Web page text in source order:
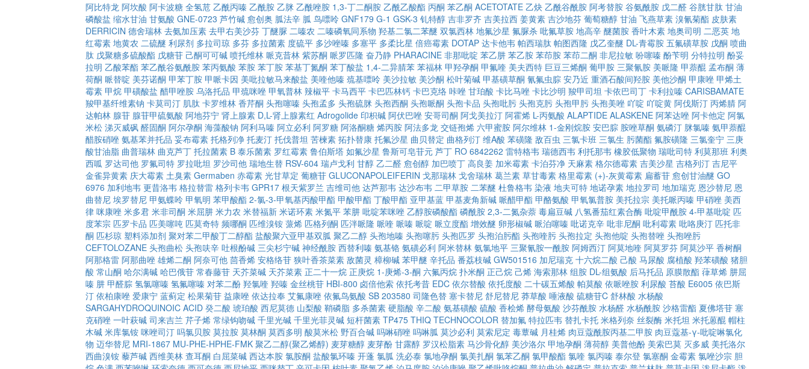
阿比特龙 阿坎酸 阿卡波糖 全氢苊 乙酰丙嗪 乙酰胺 乙脒 乙酰唑胺 1,3-丁二酮胺 乙酰乙酸酯 丙酮 苯乙酮 ACETOTATE 乙炔 乙酰谷酰胺 阿考替胺 谷氨酰胺 戊二醛 谷胱甘肽 甘油
磷酸盐 缩水甘油 甘氨酸 GNE-0723 芦竹碱 愈创奥 胍法辛 胍 鸟嘌呤 GNF179 G-1 GSK-3 钆特醇 吉非罗齐 吉美拉西 姜黄素 吉沙地芬 葡萄糖醇 甘油 飞燕草素 溴氰菊酯 皮肤素
DERRICIN 德舍瑞林 去氨加压素 去甲右美沙芬 丁醚脲 二嗪农 二嗪磷氧同系物 羟基二氯二苯醚 双氯西林 地氟沙星 氟脲杀 吡氟草胺 地高辛 醚菌胺 香叶木素 地奥司明 二恶英 地
红霉素 地黄农 二硫醚 利尿剂 多拉司琼 多芬 多拉菌素 度硫平 多沙唑嗪 多塞平 多柔比星 倍癌霉素 DOTAP 达卡他韦 帕西瑞肽 帕图西隆 戊乙奎醚 DL-青霉胺 五氟磺草胺 戊酮 喷曲
肽 戊聚糖多硫酸酯 戊糖苷 己酮可可碱 喷托维林 哌克昔林 紫苏酮 哌罗匹隆 奋乃静 PHARACINE 非那吡啶 苯乙肼 苯乙胺 苯茚胺 苯茚二酮 非尼拉敏 吩噻嗪 酚苄明 分特拉明 酚妥
拉明 乙酸苯酯 苯乙酰谷氨酰胺 苯丙氨酸 苯胺 苯丁胺 苯基丁氮酮 苯丁酸盐 1,4-二异腈苯 苯福林 甲羟孕酮 甲氟喹 美夫西特 巨豆三烯酮 葡甲胺 三聚氰胺 美哌隆 甲萘醌 孟布酮 薄
荷酮 哌替啶 美芬诺酮 甲苯丁胺 甲哌卡因 美吡拉敏马来酸盐 美喹他嗪 巯基嘌呤 美沙拉敏 美沙酮 松叶菊碱 甲基磺草酮 氰氟虫腙 安乃近 重酒石酸间羟胺 美他沙酮 甲康唑 甲烯土
霉素 甲烷 甲磺酸盐 醋甲唑胺 乌洛托品 甲巯咪唑 甲氧普林 辣椒平 卡马西平 卡巴匹林钙 卡巴克络 咔唑 甘珀酸 卡比马唑 卡比沙明 羧甲司坦 卡依巴司丁 卡利拉嗪 CARISBAMATE
羧甲基纤维素钠 卡莫司汀 肌肽 卡罗维林 香芹酮 头孢噻嗪 头孢孟多 头孢硫脒 头孢西酮 头孢哌酮 头孢卡品 头孢吡肟 头孢克肟 头孢甲肟 头孢美唑 吖啶 吖啶黄 阿伐斯汀 丙烯腈 阿
达帕林 腺苷 腺苷甲硫氨酸 阿地芬宁 肾上腺素 D,L-肾上腺素红 Adrogolide 印枳碱 阿伏巴唑 安哥司酮 阿戈美拉汀 阿霍烯 L-丙氨酸 ALAPTIDE ALASKENE 阿苯达唑 阿卡他定 阿氯
米松 涕灭威砜 醛固酮 阿尔孕酮 海藻酸钠 阿利马嗪 阿立必利 阿罗糖 阿洛酮糖 烯丙胺 阿法多龙 交链孢烯 六甲蜜胺 阿尔维林 1-金刚烷胺 安巴腙 胺唑草酮 氨磷汀 脒氯嗪 氨甲萘醌
醋胺硝唑 氨基苯并托品 妥布霉素 托格列净 托麦汀 托伐普坦 苦楝素 拓扑替康 托氟沙星 曲贝替定 曲格列汀 维A酸 苯磺隆 敌百虫 三氯卡班 三氯生 肟菌酯 氟胺磺隆 三氯奎宁 三庚
酸甘油脂 曲普瑞林 曲克芦丁 托拉菌素 B 泰乐菌素 罗红霉素 鲁伯斯塔 如氟沙星 鲁斯可皂苷元 芦丁 RO 6842262 雷特格韦 瑞德西韦 利托那韦 橡胶低聚物 瑞吡司特 利莫那班 利奥
西呱 罗达司他 罗氟司特 罗拉吡坦 罗沙司他 瑞地生替 RSV-604 瑞卢戈利 甘醇 乙二醛 愈创醇 加巴喷丁 高良姜 加米霉素 卡泊芬净 天麻素 格尔德霉素 吉美沙星 吉格列汀 吉尼平
金雀异黄素 庆大霉素 土臭素 Germaben 赤霉素 光甘草定 葡糖苷 GLUCONAPOLEIFERIN 戈那瑞林 戈舍瑞林 葛兰素 草甘毒素 格里霉素 (+)-灰黄霉素 扁蓄苷 愈创甘油醚 GO
6976 加利地韦 更昔洛韦 格拉替雷 格列卡韦 GPR17 根天紫罗兰 吉维司他 达芦那韦 达沙布韦 二甲草胺 二苯醚 杜鲁格韦 染液 地夫可特 地诺孕素 地拉罗司 地加瑞克 恩沙替尼 恩
曲替尼 埃罗替尼 甲氨蝶呤 甲氧明 苯甲酸酯 2-氯-3-甲氧基丙酸甲酯 甲酸甲酯 丁酸甲酯 亚甲基蓝 甲基麦角新碱 哌醋甲酯 甲酪氨酸 甲氧氯普胺 美托拉宗 美托哌丙嗪 甲硝唑 美西
律 咪康唑 米多君 米非司酮 米屈肼 米力农 米替福新 米诺环素 米氮平 苯肼 吡啶苯咪唑 乙醇胺磷酸酯 磷酰胺 2,3-二氮杂萘 毒扁豆碱 八氢番茄红素合酶 吡啶甲酰胺 4-甲基吡啶 匹
度苯宗 匹罗卡品 匹美噻吨 匹莫奇特 频哪酮 匹维溴铵 蒎烯 匹格列酮 匹泮哌隆 哌喹 哌嗪 哌啶 哌立度酯 增效醚 卵形椒碱 哌泊噻嗪 吡诺克辛 吡非尼酮 吡利霉素 吡咯庚汀 匹托非
酮 匹杉琼 塑料添加剂 聚对苯二甲酸丁二醇酯 盐酸聚六亚甲基双胍 聚乙二醇 头孢地嗪 头孢噻肟 头孢匹罗 头孢泊肟酯 头孢喹肟 头孢拉定 头孢他啶 头孢替唑 头孢唑肟
CEFTOLOZANE 头孢曲松 头孢呋辛 吐根酚碱 三尖杉宁碱 神经酰胺 西替利嗪 氨基铬 氨磺必利 阿米替林 氨氯地平 三聚氰胺一酰胺 阿姆西汀 阿莫地喹 阿莫罗芬 阿莫沙平 香树酮
阿那格雷 阿那曲唑 雄烯二酮 阿奈可他 茴香烯 安格络苷 狭叶香茶菜素 敌菌灵 樟柳碱 苯甲醚 辛托品 番荔枝碱 GW501516 加尼瑞克 十六烷二酸 己酸 马尿酸 腐植酸 羟苯磺酸 猪胆
酸 常山酮 哈尔满碱 哈巴俄苷 常春藤苷 天芥菜碱 天芥菜素 正二十一烷 正庚烷 1-庚烯-3-酮 六氟丙烷 扑米酮 正己烷 己烯 海索那林 组胺 DL-组氨酸 后马托品 原膜散酯 葎草烯 肼屈
嗪 肼 甲醛腙 氢氯噻嗪 氢氟噻嗪 对苯二酚 羟氯喹 羟嗪 金丝桃苷 HBI-800 卤倍他索 依托考昔 EDC 依尔替酸 依托度酸 二十碳五烯酸 帕莫酸 依哌唑胺 利尿酸 苔酸 E6005 依巴斯
汀 依柏康唑 爱康宁 蓝蓟定 松果菊苷 益康唑 依达拉奉 艾氟康唑 依氟鸟氨酸 SB 203580 司隆色替 塞卡替尼 舒尼替尼 莽草酸 唾液酸 硫糖苷C 舒林酸 水杨酸
SARGAHYDROQUINOIC ACID 癸二酸 琥珀酸 西尼莫德 山梨酸 鞘磷脂 多杀菌素 硬脂酸 辛二酸 氨基磺酸 硫酸 香桧烯 酵母氨酸 沙芬酰胺 水杨醛 水杨酰胺 沙格雷酯 夏佛塔苷 塞
克硝唑 一叶萩碱 司来吉兰 芹子烯 常绿钩吻碱 千里光碱 千里光菲灵碱 短杆菌素 TP475 THIQ TECHNOCOLOR 替加氟 特拉匹韦 替扎卡托 米格列奈 丝裂酶 米托坦 米托蒽醌 帽柱
木碱 米库氯铵 咪唑司汀 吗氯贝胺 莫拉胺 莫林酮 莫西多明 酸莫米松 野百合碱 吗啉硝唑 吗啉胍 莫沙必利 莫索尼定 毒蕈碱 月桂烯 肉豆蔻酰胺丙基二甲胺 肉豆蔻基-γ-吡啶啉氯化
物 迈华替尼 MRI-1867 MU-PHE-HPHE-FMK 聚乙二醇(聚乙烯醇) 麦芽糖醇 麦芽酚 甘露醇 罗汉松脂素 马沙骨化醇 美沙洛尔 甲地孕酮 薄荷醇 美普他酚 美索巴莫 灭多威 美托洛尔
西曲溴铵 藜芦碱 西维美林 查耳酮 白屈菜碱 西达本胺 氯胺酮 盐酸氯环嗪 开蓬 氯胍 洗必泰 氯地孕酮 氯美扎酮 氯苯乙酮 氯甲酸酯 氯喹 氯丙嗪 泰尔登 氯塞酮 金霉素 氯唑沙宗 胆